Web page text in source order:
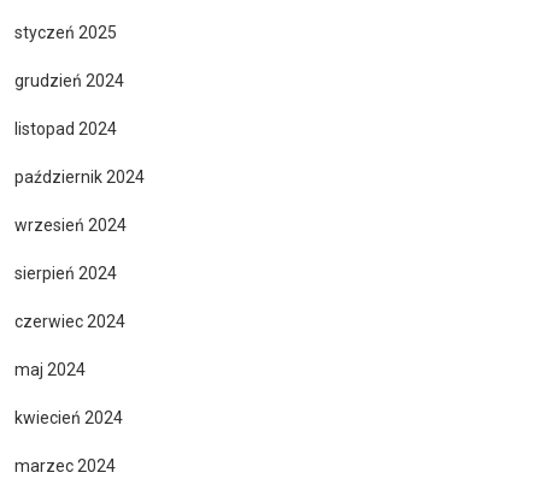
styczeń 2025
grudzień 2024
listopad 2024
październik 2024
wrzesień 2024
sierpień 2024
czerwiec 2024
maj 2024
kwiecień 2024
marzec 2024